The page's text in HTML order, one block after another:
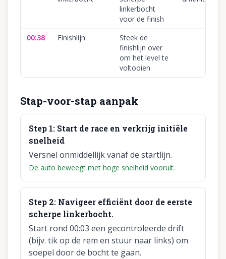
linkerbocht
voor de finish
00:38 Finishlijn
Steek de
finishlijn over
om het level te
voltooien
Stap-voor-stap aanpak
Step 1: Start de race en verkrijg initiële
snelheid
Versnel onmiddellijk vanaf de startlijn.
De auto beweegt met hoge snelheid vooruit.
Step 2: Navigeer efficiënt door de eerste
scherpe linkerbocht.
Start rond 00:03 een gecontroleerde drift
(bijv. tik op de rem en stuur naar links) om
soepel door de bocht te gaan.